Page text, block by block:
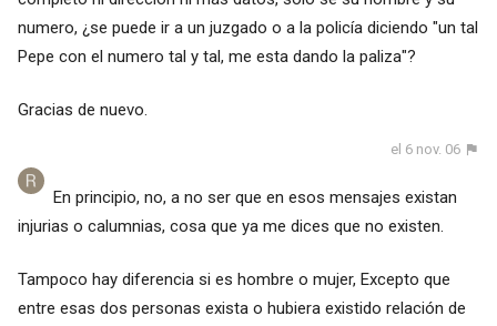
numero, ¿se puede ir a un juzgado o a la policía diciendo "un tal
Pepe con el numero tal y tal, me esta dando la paliza"?
Gracias de nuevo.
el 6 nov. 06
En principio, no, a no ser que en esos mensajes existan
injurias o calumnias, cosa que ya me dices que no existen.
Tampoco hay diferencia si es hombre o mujer, Excepto que
entre esas dos personas exista o hubiera existido relación de